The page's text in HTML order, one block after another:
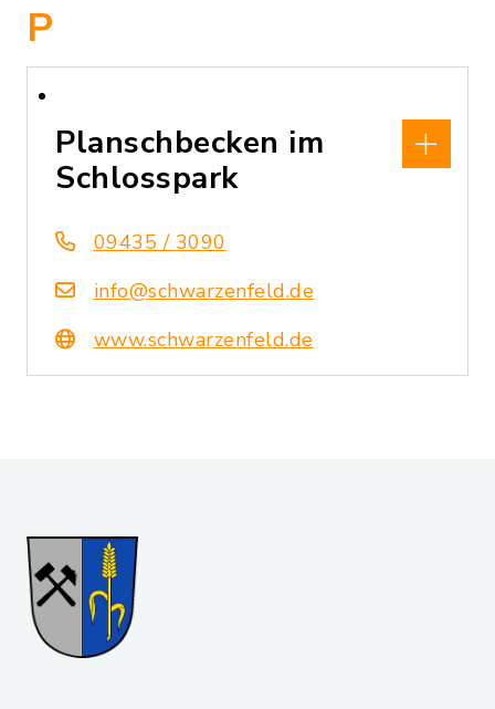
P
Planschbecken im
Schlosspark
09435 / 3090
info@schwarzenfeld.de
www.schwarzenfeld.de